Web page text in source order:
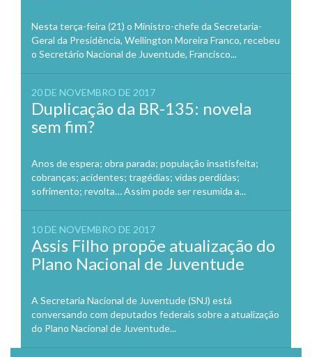
Nesta terça-feira (21) o Ministro-chefe da Secretaria-
Geral da Presidência, Wellington Moreira Franco, recebeu
o Secretário Nacional de Juventude, Francisco...
20 DE NOVEMBRO DE 2017
Duplicação da BR-135: novela
sem fim?
Anos de espera; obra parada; população insatisfeita;
cobranças; acidentes; tragédias; vidas perdidas;
sofrimento; revolta… Assim pode ser resumida a...
10 DE NOVEMBRO DE 2017
Assis Filho propõe atualização do
Plano Nacional de Juventude
A Secretaria Nacional de Juventude (SNJ) está
conversando com deputados federais sobre a atualização
do Plano Nacional de Juventude...